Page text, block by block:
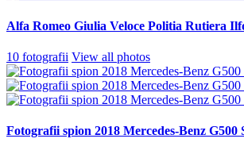
Alfa Romeo Giulia Veloce Politia Rutiera
10 fotografii View all photos
Fotografii spion 2018 Mercedes-Benz G500